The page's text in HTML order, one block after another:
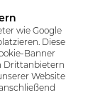
wie Google
Diese
Banner
Drittanbietern
Website